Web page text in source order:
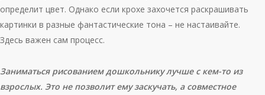
определит цвет. Однако если крохе захочется раскрашивать
картинки в разные фантастические тона – не настаивайте.
Здесь важен сам процесс.
Заниматься рисованием дошкольнику лучше с кем-то из
взрослых. Это не позволит ему заскучать, а совместное